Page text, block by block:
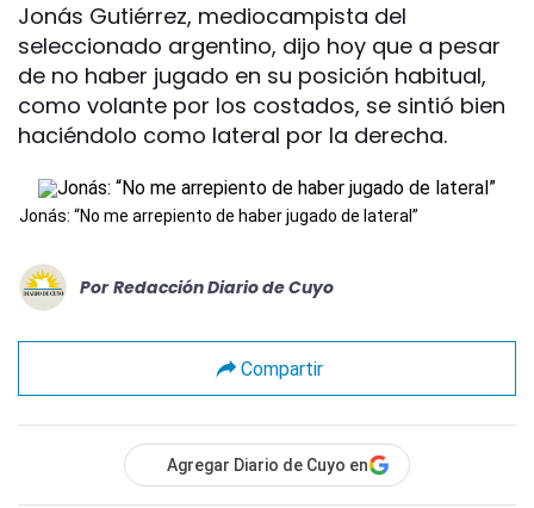
Jonás Gutiérrez, mediocampista del
seleccionado argentino, dijo hoy que a pesar
de no haber jugado en su posición habitual,
como volante por los costados, se sintió bien
haciéndolo como lateral por la derecha.
Jonás: “No me arrepiento de haber jugado de lateral”
Por Redacción Diario de Cuyo
Compartir
Agregar Diario de Cuyo en